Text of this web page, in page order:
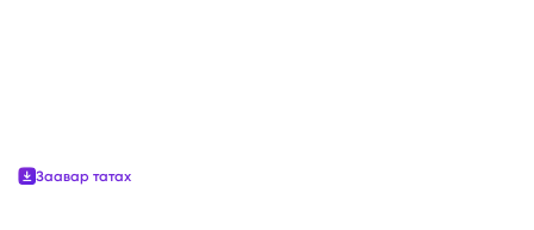
Заавар татах